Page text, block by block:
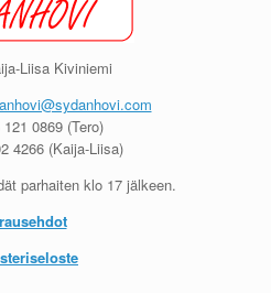
Liisa Kiviniemi
0869 (Tero)
4266 (Kaija-Liisa)
parhaiten klo 17 jälkeen.